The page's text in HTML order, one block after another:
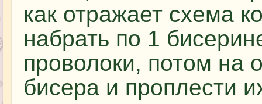
как отражает схема
набрать по 1
проволоки, потом на
бисера и проплести